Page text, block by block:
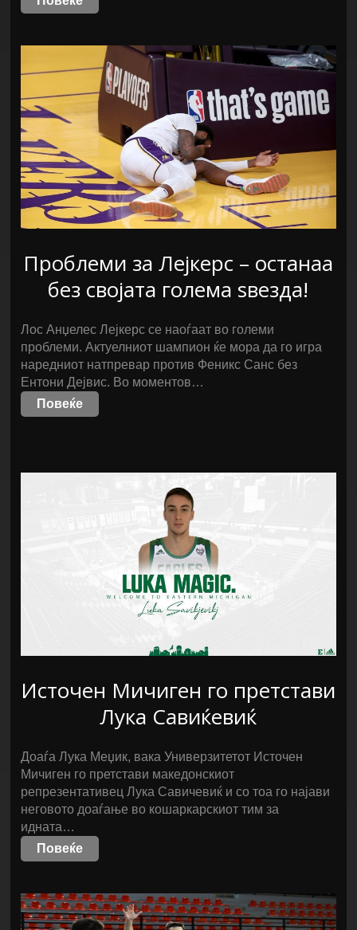
Проблеми за Лејкерс – останаа
без својата голема ѕвезда!
Лос Анџелес Лејкерс се наоѓаат во големи
проблеми. Актуелниот шампион ќе мора да го игра
наредниот натпревар против Феникс Санс без
Ентони Дејвис. Во моментов…
Повеќе
Источен Мичиген го претстави
Лука Савиќевиќ
Доаѓа Лука Меџик, вака Универзитетот Источен
Мичиген го претстави македонскиот
репрезентативец Лука Савичевиќ и со тоа го најави
неговото доаѓање во кошаркарскиот тим за
идната…
Повеќе